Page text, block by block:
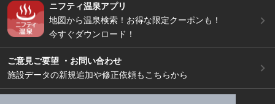
ニフティ温泉アプリ
地図から温泉検索！お得な限定クーポンも！
今すぐダウンロード！
ご意見ご要望 ・お問い合わせ
施設データの新規追加や修正依頼もこちらから